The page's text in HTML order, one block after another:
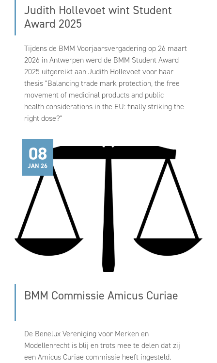
Judith Hollevoet wint Student
Award 2025
Tijdens de BMM Voorjaarsvergadering op 26 maart
2026 in Antwerpen werd de BMM Student Award
2025 uitgereikt aan Judith Hollevoet voor haar
thesis "Balancing trade mark protection, the free
movement of medicinal products and public
health considerations in the EU: finally striking the
right dose?"
08
JAN 26
BMM Commissie Amicus Curiae
De Benelux Vereniging voor Merken en
Modellenrecht is blij en trots mee te delen dat zij
een Amicus Curiae commissie heeft ingesteld.